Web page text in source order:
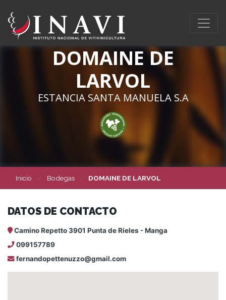
DOMAINE DE
LARVOL
ESTANCIA SANTA MANUELA S.A
Inicio Bodegas DOMAINE DE LARVOL
DATOS DE CONTACTO
Camino Repetto 3901 Punta de Rieles - Manga
099157789
fernandopettenuzzo@gmail.com